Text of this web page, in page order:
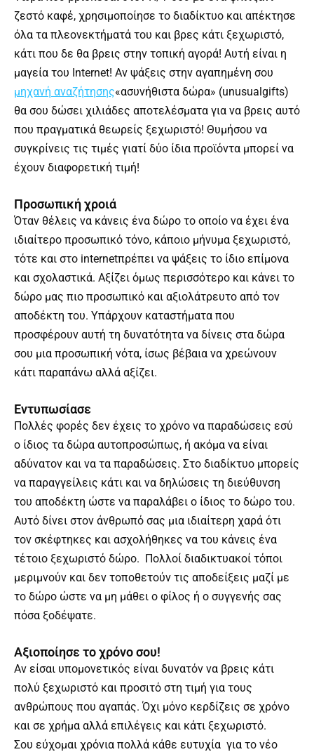
ζεστό καφέ, χρησιμοποίησε το διαδίκτυο και απέκτησε
όλα τα πλεονεκτήματά του και βρες κάτι ξεχωριστό,
κάτι που δε θα βρεις στην τοπική αγορά! Αυτή είναι η
μαγεία του Internet! Αν ψάξεις στην αγαπημένη σου
μηχανή αναζήτησης«ασυνήθιστα δώρα» (unusualgifts)
θα σου δώσει χιλιάδες αποτελέσματα για να βρεις αυτό
που πραγματικά θεωρείς ξεχωριστό! Θυμήσου να
συγκρίνεις τις τιμές γιατί δύο ίδια προϊόντα μπορεί να
έχουν διαφορετική τιμή!
Προσωπική χροιά
Όταν θέλεις να κάνεις ένα δώρο το οποίο να έχει ένα
ιδιαίτερο προσωπικό τόνο, κάποιο μήνυμα ξεχωριστό,
τότε και στο internetπρέπει να ψάξεις το ίδιο επίμονα
και σχολαστικά. Αξίζει όμως περισσότερο και κάνει το
δώρο μας πιο προσωπικό και αξιολάτρευτο από τον
αποδέκτη του. Υπάρχουν καταστήματα που
προσφέρουν αυτή τη δυνατότητα να δίνεις στα δώρα
σου μια προσωπική νότα, ίσως βέβαια να χρεώνουν
κάτι παραπάνω αλλά αξίζει.
Εντυπωσίασε
Πολλές φορές δεν έχεις το χρόνο να παραδώσεις εσύ
ο ίδιος τα δώρα αυτοπροσώπως, ή ακόμα να είναι
αδύνατον και να τα παραδώσεις. Στο διαδίκτυο μπορείς
να παραγγείλεις κάτι και να δηλώσεις τη διεύθυνση
του αποδέκτη ώστε να παραλάβει ο ίδιος το δώρο του.
Αυτό δίνει στον άνθρωπό σας μια ιδιαίτερη χαρά ότι
τον σκέφτηκες και ασχολήθηκες να του κάνεις ένα
τέτοιο ξεχωριστό δώρο. Πολλοί διαδικτυακοί τόποι
μεριμνούν και δεν τοποθετούν τις αποδείξεις μαζί με
το δώρο ώστε να μη μάθει ο φίλος ή ο συγγενής σας
πόσα ξοδέψατε.
Αξιοποίησε το χρόνο σου!
Αν είσαι υπομονετικός είναι δυνατόν να βρεις κάτι
πολύ ξεχωριστό και προσιτό στη τιμή για τους
ανθρώπους που αγαπάς. Όχι μόνο κερδίζεις σε χρόνο
και σε χρήμα αλλά επιλέγεις και κάτι ξεχωριστό.
Σου εύχομαι χρόνια πολλά κάθε ευτυχία για το νέο